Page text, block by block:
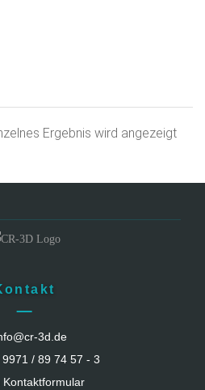
Ergebnis wird angezeigt
3d.de
/ 89 74 57 - 3
Kontaktformular